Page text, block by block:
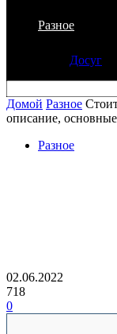
Разное
Досуг
Домой Разное
описание,
Разное
02.06.2022
718
0